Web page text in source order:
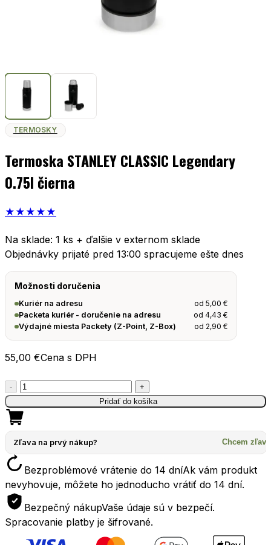
TERMOSKY
Termoska STANLEY CLASSIC Legendary
0.75l čierna
★ ★ ★ ★ ★
Na sklade: 1 ks + ďalšie v externom sklade
Objednávky prijaté pred 13:00 spracujeme ešte dnes
Možnosti doručenia
Kuriér na adresu od5,00€
Packeta kuriér - doručenie na adresu
od4,43€
Výdajné miesta Packety (Z-Point, Z-Box)
od 2,90€
55,00 €Cena s DPH
-
množstvo
Termoska
STANLEY
CLASSIC
Legendary
0.75l
čierna
+
Pridať do košíka
Zľava na prvý nákup? Chcem zľavu
Bezproblémové vrátenie do 14 dníAk vám produkt
nevyhovuje, môžete ho jednoducho vrátiť do 14 dní.
Bezpečný nákupVaše údaje sú v bezpečí.
Spracovanie platby je šifrované.